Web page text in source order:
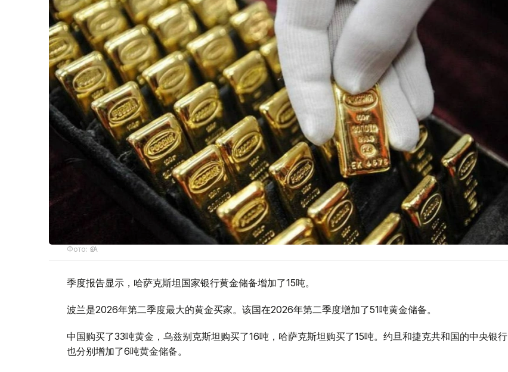
Фото: ӨзА
季度报告显示，哈萨克斯坦国家银行黄金储备增加了15吨。
波兰是2026年第二季度最大的黄金买家。该国在2026年第二季度增加了51吨黄金储备。
中国购买了33吨黄金，乌兹别克斯坦购买了16吨，哈萨克斯坦购买了15吨。约旦和捷克共和国的中央银行
也分别增加了6吨黄金储备。